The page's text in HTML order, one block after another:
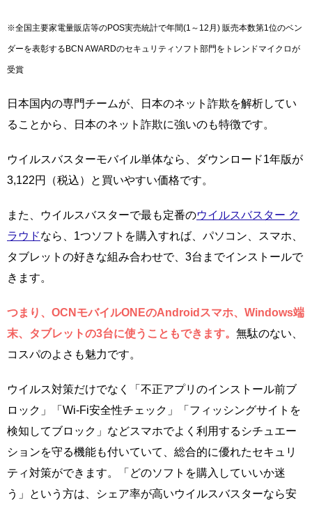
※全国主要家電量販店等のPOS実売統計で年間(1～12月) 販売本数第1位のベン
ダーを表彰するBCN AWARDのセキュリティソフト部門をトレンドマイクロが
受賞
日本国内の専門チームが、日本のネット詐欺を解析してい
ることから、日本のネット詐欺に強いのも特徴です。
ウイルスバスターモバイル単体なら、ダウンロード1年版が
3,122円（税込）と買いやすい価格です。
また、ウイルスバスターで最も定番のウイルスバスター ク
ラウドなら、1つソフトを購入すれば、パソコン、スマホ、
タブレットの好きな組み合わせで、3台までインストールで
きます。
つまり、OCNモバイルONEのAndroidスマホ、Windows端
末、タブレットの3台に使うこともできます。 無駄のない、
コスパのよさも魅力です。
ウイルス対策だけでなく「不正アプリのインストール前ブ
ロック」「Wi-Fi安全性チェック」「フィッシングサイトを
検知してブロック」などスマホでよく利用するシチュエー
ションを守る機能も付いていて、総合的に優れたセキュリ
ティ対策ができます。「どのソフトを購入していいか迷
う」という方は、シェア率が高いウイルスバスターなら安